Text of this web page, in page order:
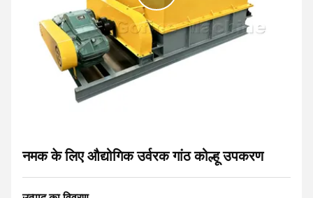
नमक के लिए औद्योगिक उर्वरक गांठ कोल्हू उपकरण